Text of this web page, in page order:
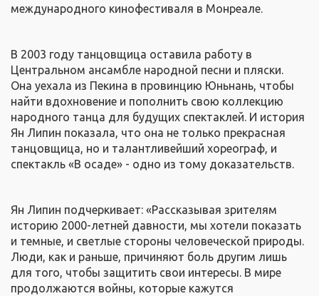
международного кинофестиваля в Монреале.
В 2003 году танцовщица оставила работу в
Центральном ансамбле народной песни и пляски.
Она уехала из Пекина в провинцию Юньнань, чтобы
найти вдохновение и пополнить свою коллекцию
народного танца для будущих спектаклей. И история
Ян Липин показала, что она не только прекрасная
танцовщица, но и талантливейший хореограф, и
спектакль «В осаде» - одно из тому доказательств.
Ян Липин подчеркивает: «Рассказывая зрителям
историю 2000-летней давности, мы хотели показать
и темные, и светлые стороны человеческой природы.
Люди, как и раньше, причиняют боль другим лишь
для того, чтобы защитить свои интересы. В мире
продолжаются войны, которые кажутся